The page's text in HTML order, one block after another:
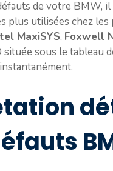
de votre BMW,
plus utilisées chez
MaxiSYS, Foxwell
située sous le tableau